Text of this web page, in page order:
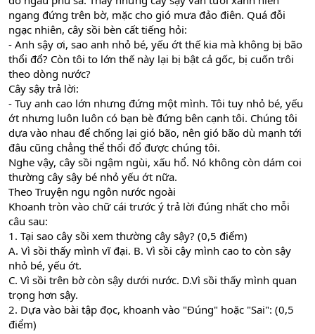
ngang đứng trên bờ, mặc cho gió mưa đảo điên. Quá đỗi
ngạc nhiên, cây sồi bèn cất tiếng hỏi:
- Anh sậy ơi, sao anh nhỏ bé, yếu ớt thế kia mà không bị bão
thổi đổ? Còn tôi to lớn thế này lại bị bật cả gốc, bị cuốn trôi
theo dòng nước?
Cây sậy trả lời:
- Tuy anh cao lớn nhưng đứng một mình. Tôi tuy nhỏ bé, yếu
ớt nhưng luôn luôn có bạn bè đứng bên cạnh tôi. Chúng tôi
dựa vào nhau để chống lại gió bão, nên gió bão dù mạnh tới
đâu cũng chẳng thể thổi đổ được chúng tôi.
Nghe vậy, cây sồi ngậm ngùi, xấu hổ. Nó không còn dám coi
thường cây sậy bé nhỏ yếu ớt nữa.
Theo Truyện ngụ ngôn nước ngoài
Khoanh tròn vào chữ cái trước ý trả lời đúng nhất cho mỗi
câu sau:
1. Tại sao cây sồi xem thường cây sậy? (0,5 điểm)
A. Vì sồi thấy mình vĩ đại. B. Vì sồi cậy mình cao to còn sậy
nhỏ bé, yếu ớt.
C. Vì sồi trên bờ còn sậy dưới nước. D.Vì sồi thấy mình quan
trọng hơn sậy.
2. Dựa vào bài tập đọc, khoanh vào "Đúng" hoặc "Sai": (0,5
điểm)